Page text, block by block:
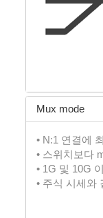
Mux mode
• N:1 연결에
• 스위치보다
• 1G 및 10G
• 주식 시세와